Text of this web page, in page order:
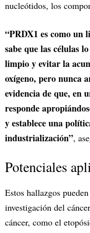
nucleótidos, los
“PRDX1 es como un
sabe que las células
limpio y evitar la
oxígeno, pero nunca
evidencia de que, en
responde
y establece una
industrialización”,
Potenciales
Estos hallazgos
investigación del
cáncer, como el